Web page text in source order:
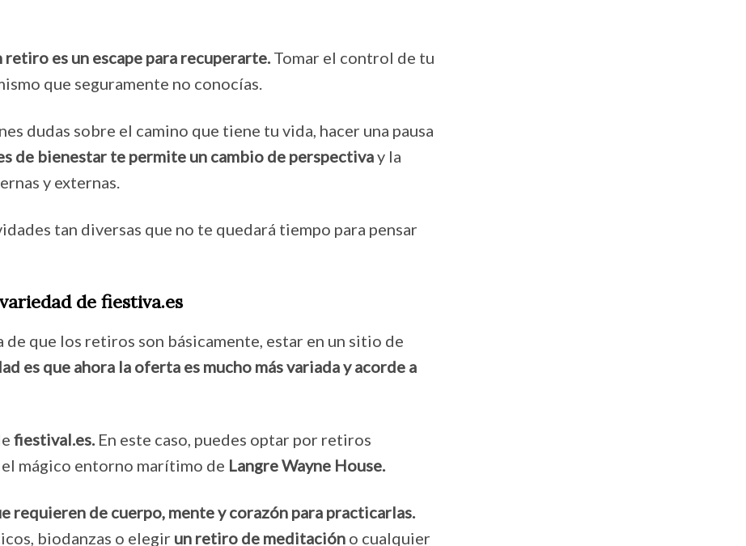
retiro es un escape para recuperarte. Tomar el control de tu
que seguramente no conocías.
dudas sobre el camino que tiene tu vida, hacer una pausa
de bienestar te permite un cambio de perspectivay la
y externas.
tan diversas que no te quedará tiempo para pensar
de fiestiva.es
que los retiros son básicamente, estar en un sitio de
es que ahora la oferta es mucho más variada y acorde a
fiestival.es. En este caso, puedes optar por retiros
mágico entorno marítimo de Langre Wayne House.
requieren de cuerpo, mente y corazón para practicarlas.
biodanzas o elegir un retiro de meditación o cualquier